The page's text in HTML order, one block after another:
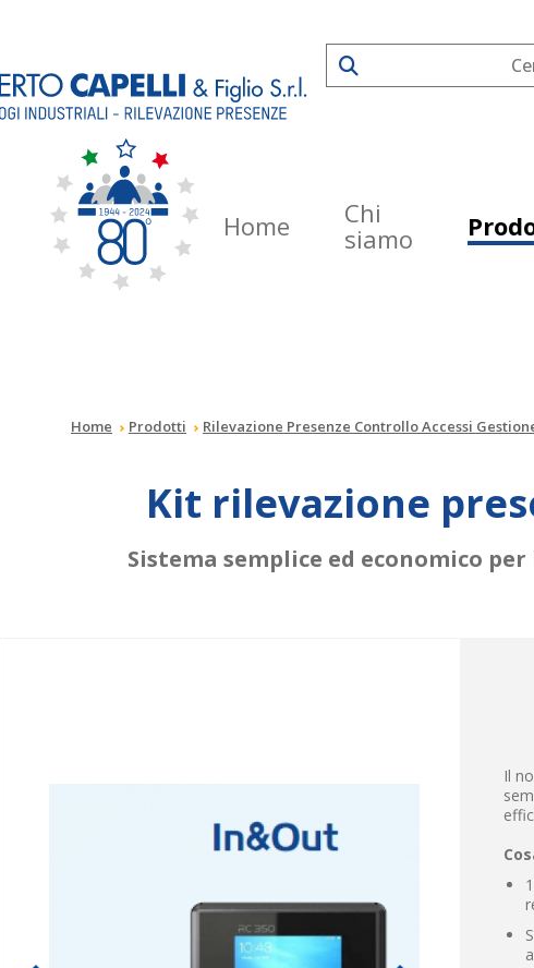
Home
Chi
siamo
Home Prodotti Rilevazione Presenze Controllo Accessi
Kit rilevazione
Sistema semplice ed economico
Il